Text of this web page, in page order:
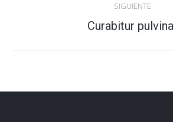
SIGUIENTE
Proyecto
Curabitur